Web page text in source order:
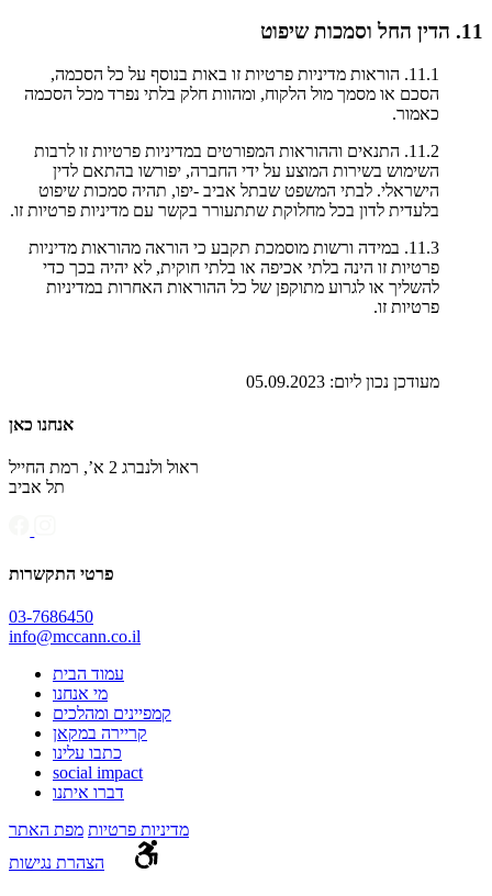
11. הדין החל וסמכות שיפוט
11.1. הוראות מדיניות פרטיות זו באות בנוסף על כל הסכמה,
הסכם או מסמך מול הלקוח, ומהוות חלק בלתי נפרד מכל הסכמה
כאמור.
11.2. התנאים וההוראות המפורטים במדיניות פרטיות זו לרבות
השימוש בשירות המוצע על ידי החברה, יפורשו בהתאם לדין
הישראלי. לבתי המשפט שבתל אביב -יפו, תהיה סמכות שיפוט
בלעדית לדון בכל מחלוקת שתתעורר בקשר עם מדיניות פרטיות זו.
11.3. במידה ורשות מוסמכת תקבע כי הוראה מהוראות מדיניות
פרטיות זו הינה בלתי אכיפה או בלתי חוקית, לא יהיה בכך כדי
להשליך או לגרוע מתוקפן של כל ההוראות האחרות במדיניות
פרטיות זו.
מעודכן נכון ליום: ‏05.09.2023
אנחנו כאן
ראול ולנברג 2 א’, רמת החייל
תל אביב
פרטי התקשרות
03-7686450
info@mccann.co.il
עמוד הבית
מי אנחנו
קמפיינים ומהלכים
קריירה במקאן
כתבו עלינו
social impact
דברו איתנו
מדיניות פרטיות מפת האתר
הצהרת נגישות